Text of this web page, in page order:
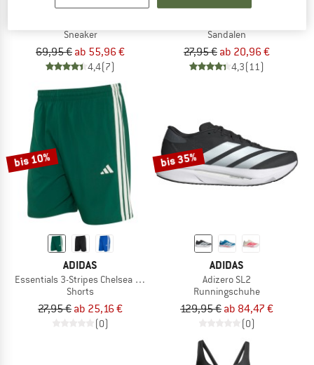
ADIDAS
Sneaker
69,95 € ab 55,96 €
4,4(7)
ADIDAS
Sandalen
27,95 € ab 20,96 €
4,3(11)
bis 10%
ADIDAS
Essentials 3-Stripes Chelsea Lite Woven Shorts
Shorts
27,95 € ab 25,16 €
(0)
bis 35%
ADIDAS
Adizero SL2
Runningschuhe
129,95 € ab 84,47 €
(0)